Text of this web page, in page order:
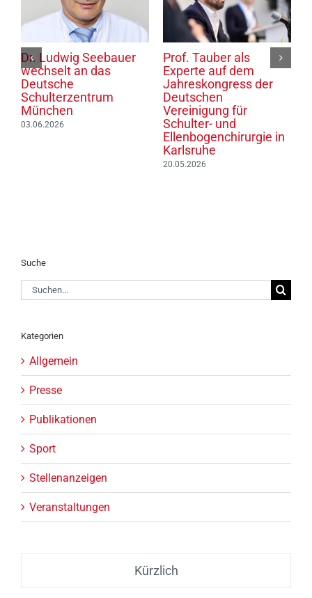
Dr. Ludwig Seebauer
wechselt an das
Deutsche
Schulterzentrum
München
03.06.2026
Prof. Tauber als
Experte auf dem
Jahreskongress der
Deutschen
Vereinigung für
Schulter- und
Ellenbogenchirurgie in
Karlsruhe
20.05.2026
Suche
Suche
nach:
Kategorien
Allgemein
Presse
Publikationen
Sport
Stellenanzeigen
Veranstaltungen
Kürzlich